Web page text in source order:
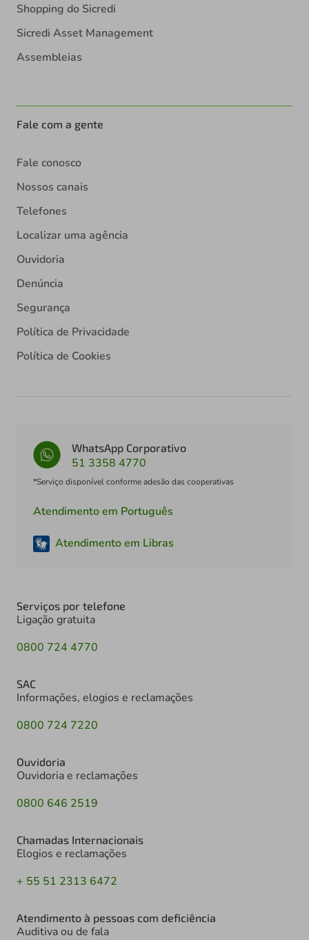
Shopping do Sicredi
Sicredi Asset Management
Assembleias
Fale com a gente
Fale conosco
Nossos canais
Telefones
Localizar uma agência
Ouvidoria
Denúncia
Segurança
Política de Privacidade
Política de Cookies
WhatsApp Corporativo
51 3358 4770
*Serviço disponível conforme adesão das cooperativas
Atendimento em Português
Atendimento em Libras
Serviços por telefone
Ligação gratuita
0800 724 4770
SAC
Informações, elogios e reclamações
0800 724 7220
Ouvidoria
Ouvidoria e reclamações
0800 646 2519
Chamadas Internacionais
Elogios e reclamações
+ 55 51 2313 6472
Atendimento à pessoas com deficiência
Auditiva ou de fala